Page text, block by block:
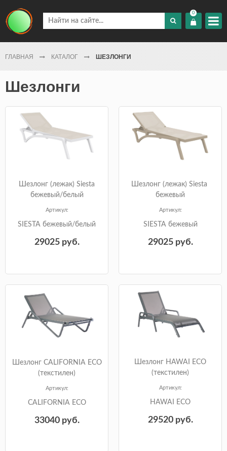
0
ГЛАВНАЯ КАТАЛОГ ШЕЗЛОНГИ
Шезлонги
Шезлонг (лежак) Siesta
бежевый/белый
Артикул:
SIESTA бежевый/белый
29025руб.
Шезлонг (лежак) Siesta
бежевый
Артикул:
SIESTA бежевый
29025руб.
Шезлонг CALIFORNIA ECO
(текстилен)
Артикул:
CALIFORNIA ECO
33040руб.
Шезлонг HAWAI ECO
(текстилен)
Артикул:
HAWAI ECO
29520руб.